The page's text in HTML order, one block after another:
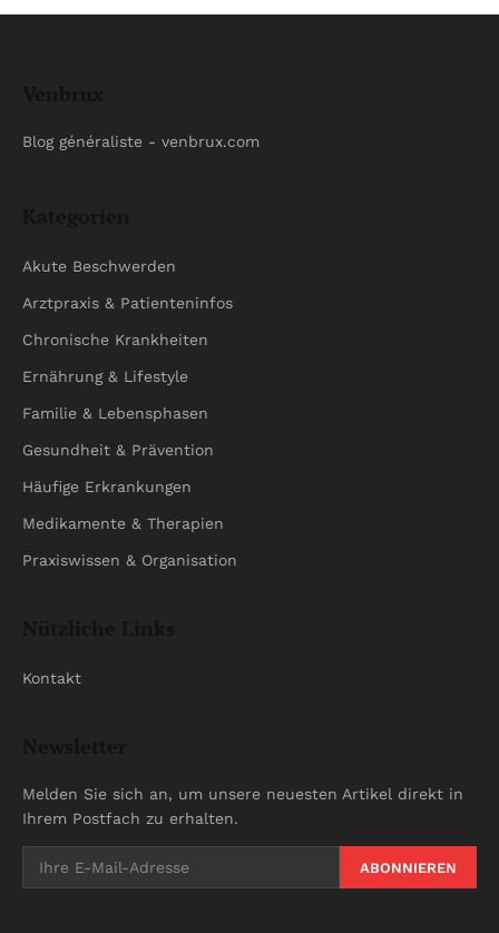
Blog généraliste - venbrux.com
Akute Beschwerden
Arztpraxis & Patienteninfos
Chronische Krankheiten
Ernährung & Lifestyle
Familie & Lebensphasen
Gesundheit & Prävention
Häufige Erkrankungen
Medikamente & Therapien
Praxiswissen & Organisation
Kontakt
Melden Sie sich an, um unsere neuesten Artikel direkt in
Ihrem Postfach zu erhalten.
ABONNIEREN